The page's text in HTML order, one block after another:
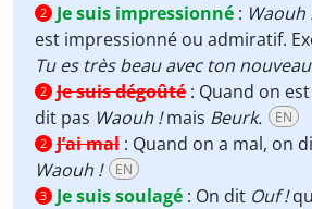
2 Je suis impressionné : Waouh
est impressionné ou admiratif.
Tu es très beau avec ton
2 Je suis dégoûté : Quand on
dit pas Waouh !mais Beurk. EN
2 J’ai mal : Quand on a mal, on
Waouh !
EN
3 Je suis soulagé : On dit Ouf !